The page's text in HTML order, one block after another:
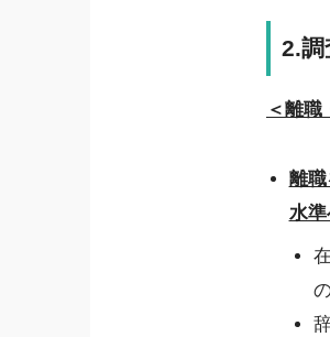
2.
＜離職
離
水